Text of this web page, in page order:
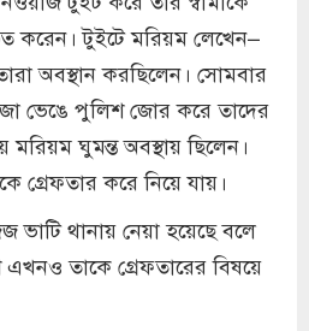
করেন। টুইটে মরিয়ম লেখেন–
অবস্থান করছিলেন। সোমবার
ভেঙে পুলিশ জোর করে তাদের
ঘুমন্ত অবস্থায় ছিলেন।
গ্রেফতার করে নিয়ে যায়।
থানায় নেয়া হয়েছে বলে
তাকে গ্রেফতারের বিষয়ে